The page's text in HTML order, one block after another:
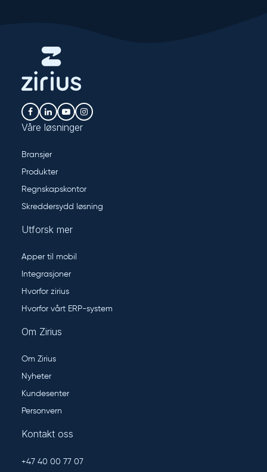
Våre løsninger
Bransjer
Produkter
Regnskapskontor
Skreddersydd løsning
Utforsk mer
Apper til mobil
Integrasjoner
Hvorfor zirius
Hvorfor vårt ERP-system
Om Zirius
Om Zirius
Nyheter
Kundesenter
Personvern
Kontakt oss
+47 40 00 77 07